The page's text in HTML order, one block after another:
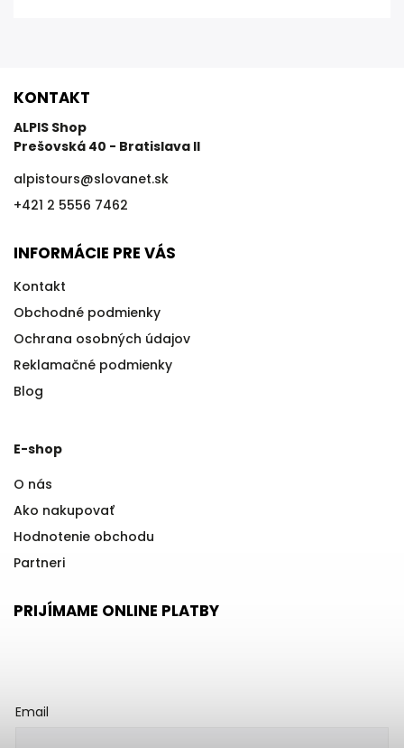
KONTAKT
ALPIS Shop
Prešovská 40 - Bratislava II
alpistours@slovanet.sk
+421 2 5556 7462
INFORMÁCIE PRE VÁS
Kontakt
Obchodné podmienky
Ochrana osobných údajov
Reklamačné podmienky
Blog
E-shop
O nás
Ako nakupovať
Hodnotenie obchodu
Partneri
PRIJÍMAME ONLINE PLATBY
Email